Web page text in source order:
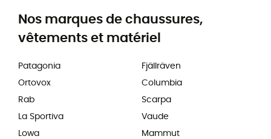
Nos marques de chaussures,
vêtements et matériel
Patagonia
Ortovox
Rab
La Sportiva
Lowa
Fjällräven
Columbia
Scarpa
Vaude
Mammut